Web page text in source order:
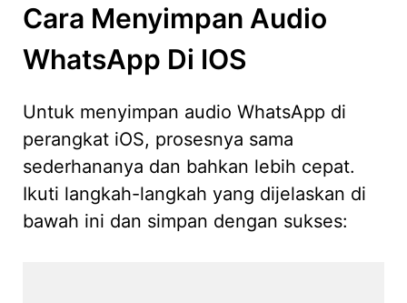
Cara Menyimpan Audio
WhatsApp Di IOS
Untuk menyimpan audio WhatsApp di
perangkat iOS, prosesnya sama
sederhananya dan bahkan lebih cepat.
Ikuti langkah-langkah yang dijelaskan di
bawah ini dan simpan dengan sukses: